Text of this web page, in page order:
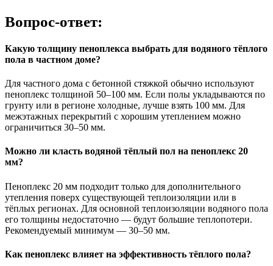
Вопрос-ответ:
Какую толщину пеноплекса выбрать для водяного тёплого
пола в частном доме?
Для частного дома с бетонной стяжкой обычно используют
пеноплекс толщиной 50–100 мм. Если полы укладываются по
грунту или в регионе холодные, лучше взять 100 мм. Для
межэтажных перекрытий с хорошим утеплением можно
ограничиться 30–50 мм.
Можно ли класть водяной тёплый пол на пеноплекс 20
мм?
Пеноплекс 20 мм подходит только для дополнительного
утепления поверх существующей теплоизоляции или в
тёплых регионах. Для основной теплоизоляции водяного пола
его толщины недостаточно — будут большие теплопотери.
Рекомендуемый минимум — 30–50 мм.
Как пеноплекс влияет на эффективность тёплого пола?